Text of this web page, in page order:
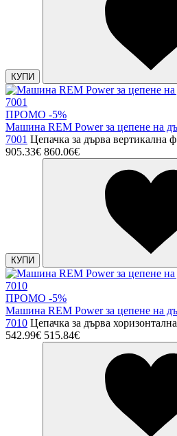
КУПИ
ПРОМО -5%
Машина REM Power за цепене на
7001 Цепачка за дърва вертикална
905.33€ 860.06€
КУПИ
ПРОМО -5%
Машина REM Power за цепене на
7010 Цепачка за дърва
542.99€ 515.84€